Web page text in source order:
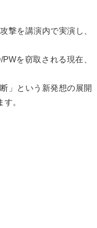
撃を講演内で実演し、
を窃取される現在、
」という新発想の展開
。